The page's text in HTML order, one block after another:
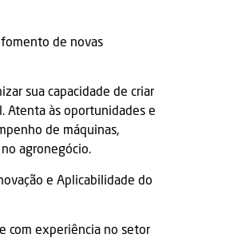
de novas
sua capacidade de criar
Atenta às oportunidades e
de máquinas,
agronegócio.
e Aplicabilidade do
com experiência no setor